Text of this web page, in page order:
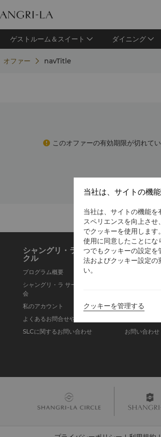
ゲストルーム＆スイート ダイニング
オファー navTitle
このオファーの有効期限が切れて
シャングリ・ラ サー
クル
プログラム概要
シャングリ・ラ サークルに入
会
私のアカウント
よくあるお問合せや質問
SLCに関するお問い合わせ
シャング
ープ
シャングリ・
お問い合わせ
当社は、サイトの機
当社は、サイトの機能
スペリエンスを向上さ
でクッキーを使用しま
使用に同意したことに
つでもクッキーの設定
法およびクッキー設定の
い。
クッキーを管理する